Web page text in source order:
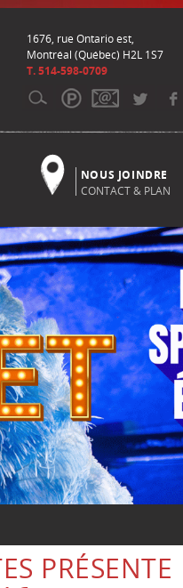
1676, rue Ontario est,
Montréal (Québec) H2L 1S7
T. 514-598-0709
NOUS JOINDRE
CONTACT & PLAN
PRÉSENTE